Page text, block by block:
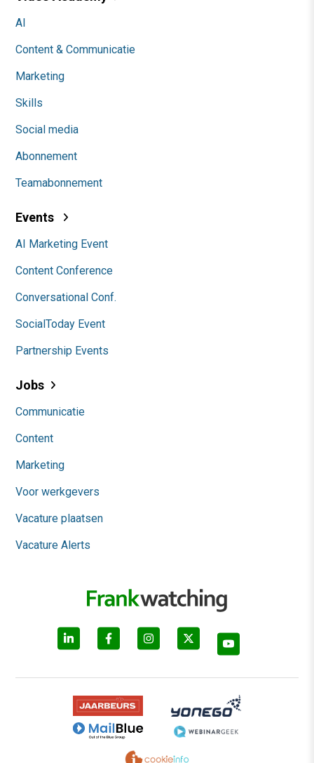
AI
Content & Communicatie
Marketing
Skills
Social media
Abonnement
Teamabonnement
Events
AI Marketing Event
Content Conference
Conversational Conf.
SocialToday Event
Partnership Events
Jobs
Communicatie
Content
Marketing
Voor werkgevers
Vacature plaatsen
Vacature Alerts